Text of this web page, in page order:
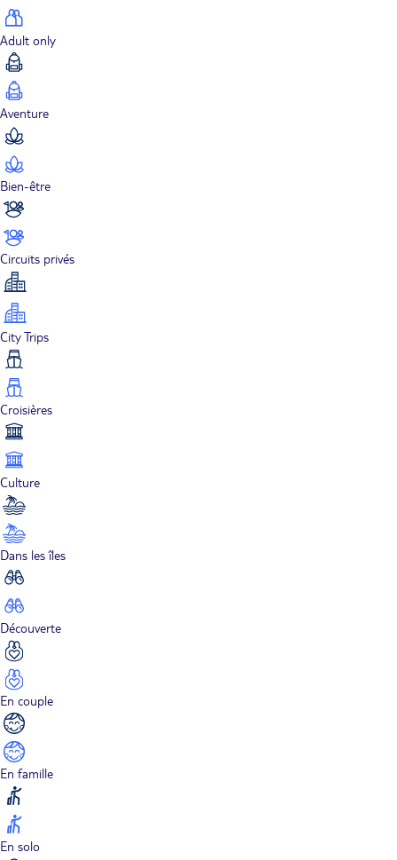
Adult only
Aventure
Bien-être
Circuits privés
City Trips
Croisières
Culture
Dans les îles
Découverte
En couple
En famille
En solo